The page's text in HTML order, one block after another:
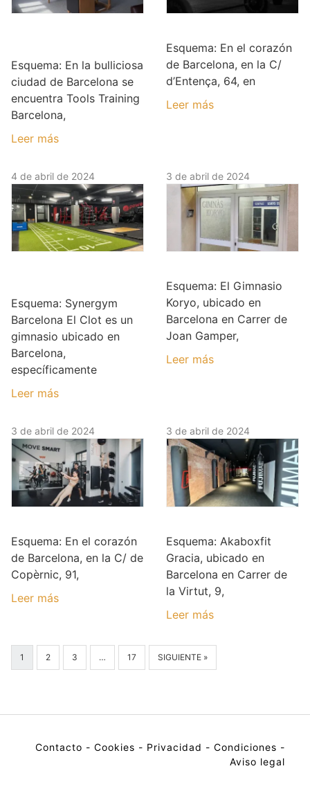
Esquema: En la bulliciosa
ciudad de Barcelona se
encuentra Tools Training
Barcelona,
Leer más
Esquema: En el corazón
de Barcelona, en la C/
d’Entença, 64, en
Leer más
4 de abril de 2024
Esquema: Synergym
Barcelona El Clot es un
gimnasio ubicado en
Barcelona,
específicamente
Leer más
3 de abril de 2024
Esquema: El Gimnasio
Koryo, ubicado en
Barcelona en Carrer de
Joan Gamper,
Leer más
3 de abril de 2024
Esquema: En el corazón
de Barcelona, en la C/ de
Copèrnic, 91,
Leer más
3 de abril de 2024
Esquema: Akaboxfit
Gracia, ubicado en
Barcelona en Carrer de
la Virtut, 9,
Leer más
1 2 3 … 17 SIGUIENTE »
Contacto - Cookies - Privacidad - Condiciones -
Aviso legal